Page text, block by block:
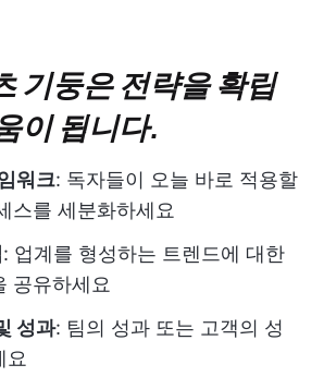
기둥은 전략을 확립
이 됩니다.
워크: 독자들이 오늘 바로 적용할
스를 세분화하세요
: 업계를 형성하는 트렌드에 대한
공유하세요
성과: 팀의 성과 또는 고객의 성
요